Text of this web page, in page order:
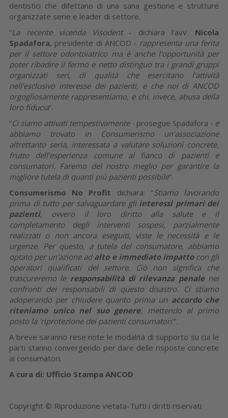
dentistici che difettano di una sana gestione e strutture
organizzate serie e leader di settore.
“La recente vicenda Visodent - dichiara l’avv. Nicola
Spadafora, presidente di ANCOD - rappresenta una ferita
per il settore odontoiatrico ma è anche l’opportunità per
poter ribadire il fermo e netto distinguo tra i grandi gruppi
organizzati seri, di qualità che esercitano l’attività
nell’esclusivo interesse dei pazienti, e che noi di ANCOD
orgogliosamente rappresentiamo, e chi, invece, abusa della
loro fiducia”.
“Ci siamo attivati tempestivamente - prosegue Spadafora - e
abbiamo trovato in Consumerismo un’associazione
altrettanto seria, interessata a valutare soluzioni concrete,
frutto dell’esperienza comune al fianco di pazienti e
consumatori. Faremo del nostro meglio per garantire la
migliore tutela di quanti più pazienti possibile”.
Consumerismo No Profit dichiara: " Stiamo lavorando
prima di tutto per salvaguardare gli interessi primari dei
pazienti, ovvero il loro diritto alla salute e il
completamento degli interventi sospesi, parzialmente
realizzati o non ancora eseguiti, viste le necessità e le
urgenze. Per questo, a tutela del consumatore, abbiamo
optato per un'azione ad alto e immediato impatto con gli
operatori qualificati del settore.
Ciò non significa che
trascureremo le responsabilità di rilevanza penale nei
confronti dei responsabili di questo disastro. Ci stiamo
adoperando per chiudere quanto prima un accordo che
riteniamo unico nel suo genere, mettendo al primo
posto la 'riprotezione dei pazienti consumatori'".
A breve saranno rese note le modalità di supporto su cui le
parti stanno convergendo per dare delle risposte concrete
ai consumatori.
A cura di: Ufficio Stampa ANCOD
Copyright © Riproduzione vietata-Tutti i diritti riservati